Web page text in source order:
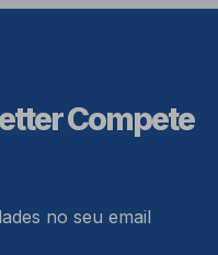
Compete
no seu email